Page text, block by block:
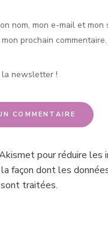
nom, mon e-mail et mon
prochain commentaire.
la newsletter !
pour réduire les
façon dont les
traitées.